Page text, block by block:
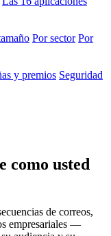
Por sector Por
y premios Seguridad
como usted
de correos,
empresariales —